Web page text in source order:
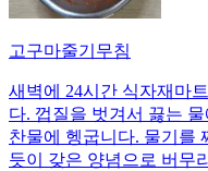
고구마줄기무침
새벽에 24시간 식자재마
다. 껍질을 벗겨서 끓는
찬물에 헹굽니다. 물기를
듯이 갖은 양념으로 버무